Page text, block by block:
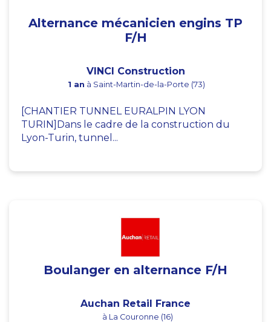
Alternance mécanicien engins TP
F/H
VINCI Construction
1 an à Saint-Martin-de-la-Porte (73)
[CHANTIER TUNNEL EURALPIN LYON
TURIN]Dans le cadre de la construction du
Lyon-Turin, tunnel...
Boulanger en alternance F/H
Auchan Retail France
à La Couronne (16)